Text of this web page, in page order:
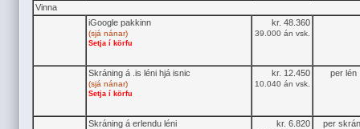
Vinna
iGoogle pakkinn
(sjá nánar)
Setja í körfu
kr. 48.360
39.000 án vsk.
Skráning á .is léni hjá isnic
(sjá nánar)
Setja í körfu
kr. 12.450
10.040 án vsk.
per lén
Skráning á erlendu léni kr. 6.820 per